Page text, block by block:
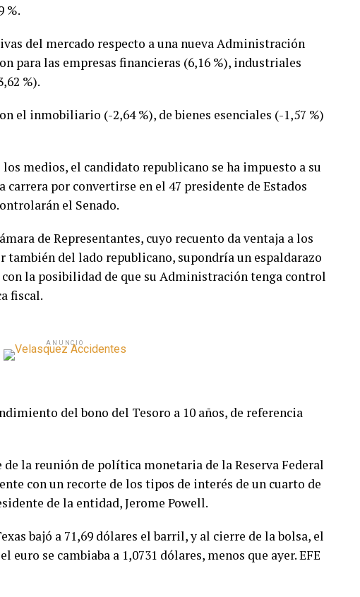
%.
del mercado respecto a una nueva Administración
para las empresas financieras (6,16 %), industriales
%).
el inmobiliario (-2,64 %), de bienes esenciales (-1,57 %)
medios, el candidato republicano se ha impuesto a su
por convertirse en el 47 presidente de Estados
el Senado.
de Representantes, cuyo recuento da ventaja a los
también del lado republicano, supondría un espaldarazo
la posibilidad de que su Administración tenga control
fiscal.
ANUNCIO
del bono del Tesoro a 10 años, de referencia
la reunión de política monetaria de la Reserva Federal
con un recorte de los tipos de interés de un cuarto de
de la entidad, Jerome Powell.
bajó a 71,69 dólares el barril, y al cierre de la bolsa, el
euro se cambiaba a 1,0731 dólares, menos que ayer. EFE